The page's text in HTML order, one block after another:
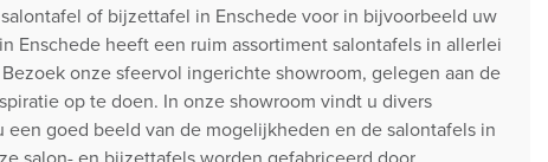
of bijzettafel in Enschede voor in bijvoorbeeld uw
Enschede heeft een ruim assortiment salontafels in allerlei
onze sfeervol ingerichte showroom, gelegen aan de
op te doen. In onze showroom vindt u divers
goed beeld van de mogelijkheden en de salontafels in